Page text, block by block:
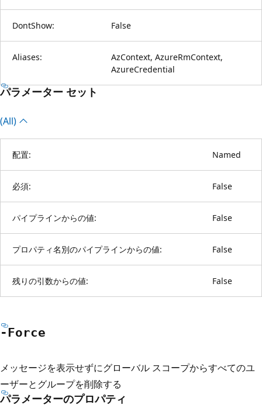
DontShow: False
Aliases:
AzContext, AzureRmContext,
AzureCredential
パラメーター セット
(All)
配置: Named
必須: False
パイプラインからの値: False
プロパティ名別のパイプラインからの値: False
残りの引数からの値: False
-Force
メッセージを表示せずにグローバル スコープからすべてのユ
ーザーとグループを削除する
パラメーターのプロパティ